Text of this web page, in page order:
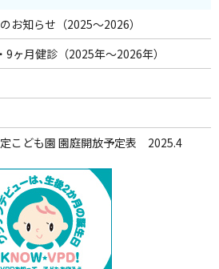
お知らせ（2025～2026）
ヶ月健診（2025年～2026年）
こども園 園庭開放予定表 2025.4